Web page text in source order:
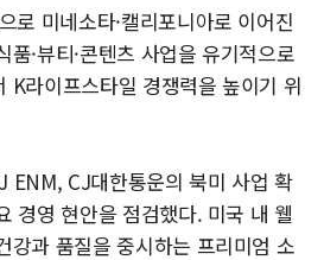
로 미네소타·캘리포니아로 이어진
·뷰티·콘텐츠 사업을 유기적으로
K라이프스타일 경쟁력을 높이기 위
ENM, CJ대한통운의 북미 사업 확
경영 현안을 점검했다. 미국 내 웰
강과 품질을 중시하는 프리미엄 소